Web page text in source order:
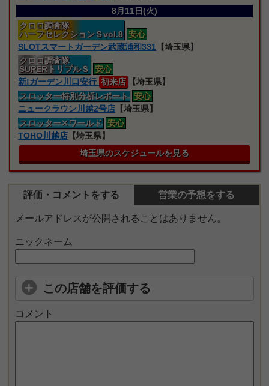
8月11日(火)
クロロ調査隊
ハーフセレクションＳvol.8 安心
SLOTスマートガーデン武蔵浦和331 【埼玉県】
クロロ調査隊
SUPERトリプルＳ
安心
新!ガーデン川口安行 初来店
【埼玉県】
スロッター特別分析レポート 安心
ニュークラウン川越2号店 【埼玉県】
スロッター✕ワールド 安心
TOHO川越店 【埼玉県】
埼玉県のスケジュールを見る
評価・コメントをする 営業の予想をする
メールアドレスが公開されることはありません。
ニックネーム
この店舗を評価する
コメント